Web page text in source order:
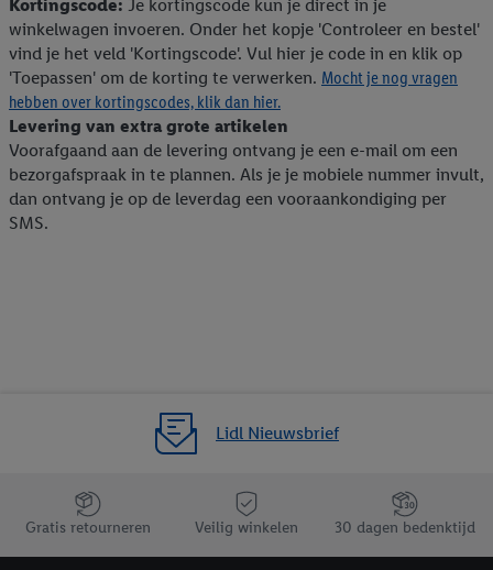
Kortingscode: Je kortingscode kun je direct in je
winkelwagen invoeren. Onder het kopje 'Controleer en bestel'
vind je het veld 'Kortingscode'. Vul hier je code in en klik op
'Toepassen' om de korting te verwerken. Mocht je nog vragen
hebben over kortingscodes, klik dan hier.
Levering van extra grote artikelen
Voorafgaand aan de levering ontvang je een e-mail om een
bezorgafspraak in te plannen. Als je je mobiele nummer invult,
dan ontvang je op de leverdag een vooraankondiging per
SMS.
Lidl Nieuwsbrief
Jouw voordelen bij ons als Lidl webshop klant
Gratis retourneren Veilig winkelen 30 dagen bedenktijd